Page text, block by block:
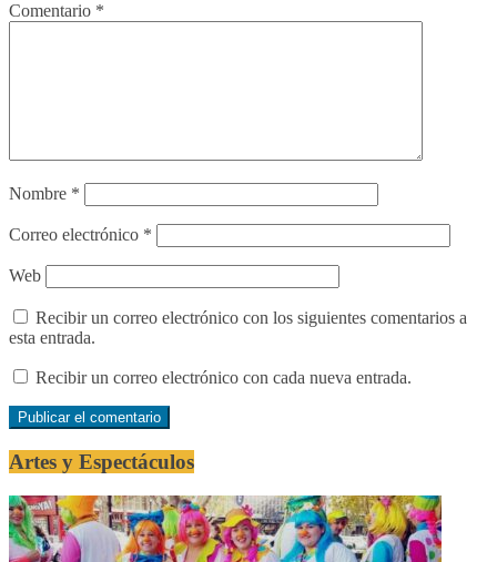
Comentario *
Nombre *
Correo electrónico *
Web
Recibir un correo electrónico con los siguientes comentarios a
esta entrada.
Recibir un correo electrónico con cada nueva entrada.
Artes y Espectáculos